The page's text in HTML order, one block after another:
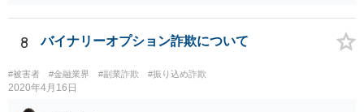
ことが明らかにされました。 この資金決済法第２条の２の定める一
定の要件（内閣府令で定める要件も含む）については、該当条文を見
るだけではなかなか理解し難いところがあるかと思いますし、この掲
示板で回答するには限界がありますので、この分野に詳しそうな弁護
士の方に直接相談なさってみて下さい。 （資金決済法） 第二条の二
8 バイナリーオプション詐欺について
#被害者 #金融業界 #副業詐欺 #振り込め詐欺
2020年4月16日